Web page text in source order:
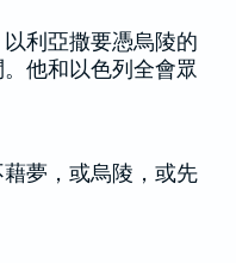
利亞撒要憑烏陵的
他和以色列全會眾
夢，或烏陵，或先